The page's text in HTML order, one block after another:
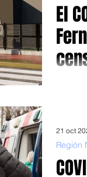
El
Región
21 oct